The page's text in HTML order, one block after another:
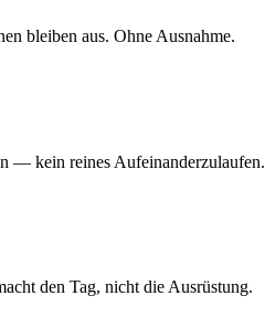
bleiben aus. Ohne Ausnahme.
— kein reines Aufeinanderzulaufen.
den Tag, nicht die Ausrüstung.